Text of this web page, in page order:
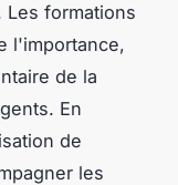
formations
l'importance,
de la
En
de
les